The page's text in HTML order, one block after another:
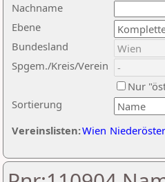
Nachname
Ebene
Sortierung
Bundesland
Spgem./Kreis/Verein
Nur
Vereinslisten:Wien